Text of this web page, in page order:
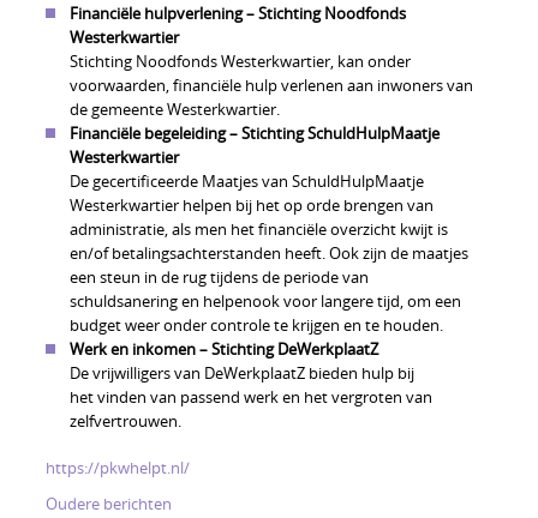
Financiële hulpverlening – Stichting Noodfonds
Westerkwartier
Stichting Noodfonds Westerkwartier, kan onder
voorwaarden, financiële hulp verlenen aan inwoners van
de gemeente Westerkwartier.
Financiële begeleiding – Stichting SchuldHulpMaatje
Westerkwartier
De gecertificeerde Maatjes van SchuldHulpMaatje
Westerkwartier helpen bij het op orde brengen van
administratie, als men het financiële overzicht kwijt is
en/of betalingsachterstanden heeft. Ook zijn de maatjes
een steun in de rug tijdens de periode van
schuldsanering en helpenook voor langere tijd, om een
budget weer onder controle te krijgen en te houden.
Werk en inkomen – Stichting DeWerkplaatZ
De vrijwilligers van DeWerkplaatZ bieden hulp bij
het vinden van passend werk en het vergroten van
zelfvertrouwen.
https://pkwhelpt.nl/
Berichtennavigatie
Oudere berichten